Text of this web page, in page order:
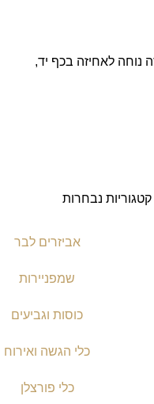
נוחה לאחיזה בכף יד,
קטגוריות נבחרות
אביזרים לבר
שמפניירות
כוסות וגביעים
כלי הגשה ואירוח
כלי פורצלן